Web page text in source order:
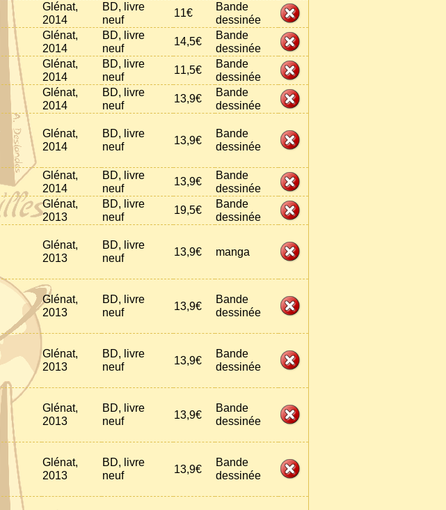
Glénat,
2014
BD, livre
neuf
11€
Bande
dessinée
Glénat,
2014
BD, livre
neuf
14,5€
Bande
dessinée
Glénat,
2014
BD, livre
neuf
11,5€
Bande
dessinée
Glénat,
2014
BD, livre
neuf
13,9€
Bande
dessinée
Glénat,
2014
BD, livre
neuf
13,9€
Bande
dessinée
Glénat,
2014
BD, livre
neuf
13,9€
Bande
dessinée
Glénat,
2013
BD, livre
neuf
19,5€
Bande
dessinée
Glénat,
2013
BD, livre
neuf
13,9€ manga
Glénat,
2013
BD, livre
neuf
13,9€
Bande
dessinée
Glénat,
2013
BD, livre
neuf
13,9€
Bande
dessinée
Glénat,
2013
BD, livre
neuf
13,9€
Bande
dessinée
Glénat,
2013
BD, livre
neuf
13,9€
Bande
dessinée